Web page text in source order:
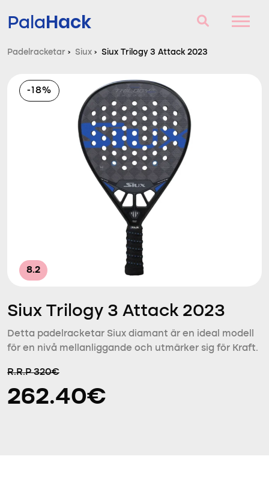
PalaHack
Frågor och svar
Komparator
Padelracketar › Siux › Siux Trilogy 3 Attack 2023
-18%
8.2
Siux Trilogy 3 Attack 2023
Detta padelracketar Siux diamant är en ideal modell
för en nivå mellanliggande och utmärker sig för Kraft.
R.R.P 320€
262.40€